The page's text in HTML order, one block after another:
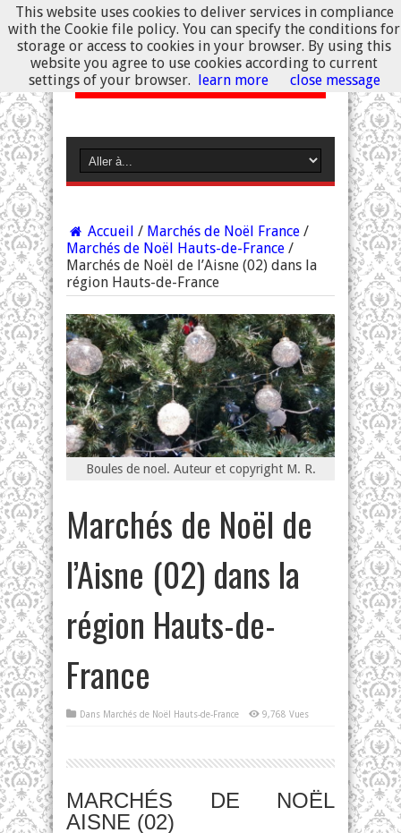
Accueil / Marchés de Noël France /
Marchés de Noël Hauts-de-France /
Marchés de Noël de l’Aisne (02) dans la
région Hauts-de-France
Boules de noel. Auteur et copyright M. R.
Marchés de Noël de
l’Aisne (02) dans la
région Hauts-de-
France
Dans Marchés de Noël Hauts-de-France 9,768 Vues
MARCHÉS DE NOËL
AISNE (02)
This website uses cookies to deliver services in compliance
with the Cookie file policy. You can specify the conditions for
storage or access to cookies in your browser. By using this
website you agree to use cookies according to current
settings of your browser. learn more close message